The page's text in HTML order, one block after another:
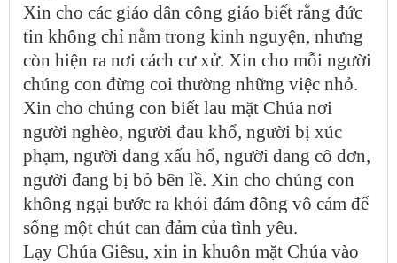
Xin cho các giáo dân công giáo biết rằng đức
tin không chỉ nằm trong kinh nguyện, nhưng
còn hiện ra nơi cách cư xử. Xin cho mỗi người
chúng con đừng coi thường những việc nhỏ.
Xin cho chúng con biết lau mặt Chúa nơi
người nghèo, người đau khổ, người bị xúc
phạm, người đang xấu hổ, người đang cô đơn,
người đang bị bỏ bên lề. Xin cho chúng con
không ngại bước ra khỏi đám đông vô cảm để
sống một chút can đảm của tình yêu.
Lạy Chúa Giêsu, xin in khuôn mặt Chúa vào